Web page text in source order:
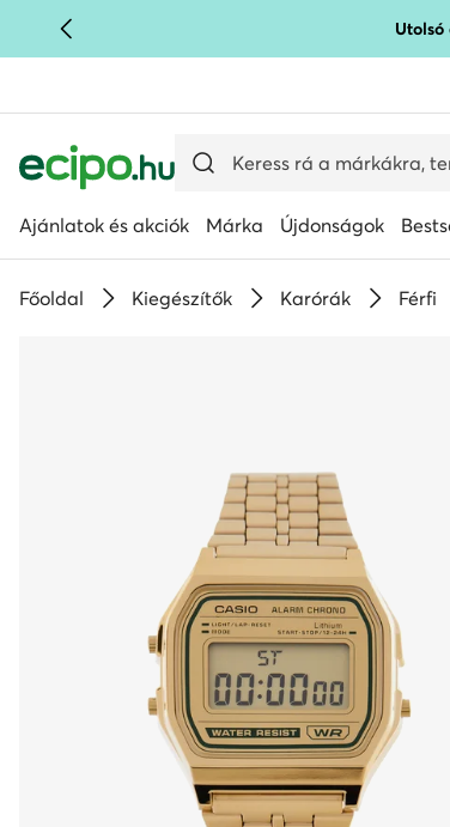
UGRÁS A FŐ TARTALOMRA
Ajánlatok és akciók Márka Újdonságok
Főoldal Kiegészítők Karórák Férfi